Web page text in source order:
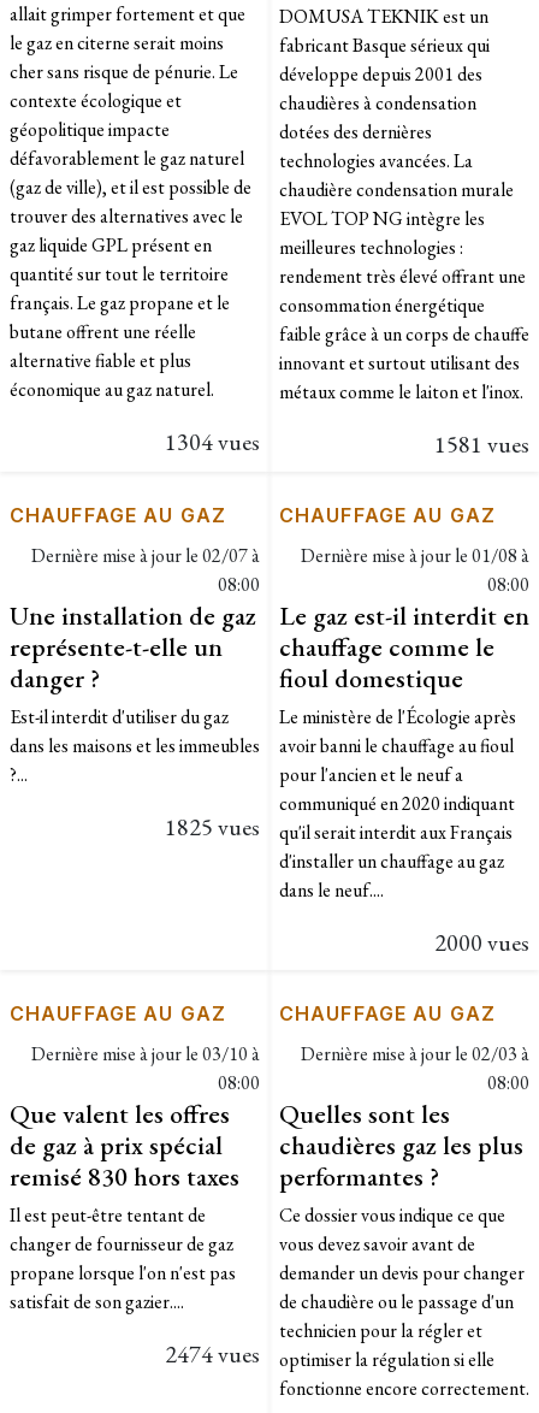
allait grimper fortement et que
le gaz en citerne serait moins
cher sans risque de pénurie. Le
contexte écologique et
géopolitique impacte
défavorablement le gaz naturel
(gaz de ville), et il est possible de
trouver des alternatives avec le
gaz liquide GPL présent en
quantité sur tout le territoire
français. Le gaz propane et le
butane offrent une réelle
alternative fiable et plus
économique au gaz naturel.
1304 vues
DOMUSA TEKNIK est un
fabricant Basque sérieux qui
développe depuis 2001 des
chaudières à condensation
dotées des dernières
technologies avancées. La
chaudière condensation murale
EVOL TOP NG intègre les
meilleures technologies :
rendement très élevé offrant une
consommation énergétique
faible grâce à un corps de chauffe
innovant et surtout utilisant des
métaux comme le laiton et l'inox.
1581 vues
CHAUFFAGE AU GAZ
Dernière mise à jour le02/07 à
08:00
Une installation de gaz
représente-t-elle un
danger ?
Est-il interdit d'utiliser du gaz
dans les maisons et les immeubles
?...
1825 vues
CHAUFFAGE AU GAZ
Dernière mise à jour le01/08 à
08:00
Le gaz est-il interdit en
chauffage comme le
fioul domestique
Le ministère de l'Écologie après
avoir banni le chauffage au fioul
pour l'ancien et le neuf a
communiqué en 2020 indiquant
qu'il serait interdit aux Français
d'installer un chauffage au gaz
dans le neuf....
2000 vues
CHAUFFAGE AU GAZ
Dernière mise à jour le03/10 à
08:00
Que valent les offres
de gaz à prix spécial
remisé 830 hors taxes
Il est peut-être tentant de
changer de fournisseur de gaz
propane lorsque l'on n'est pas
satisfait de son gazier....
2474 vues
CHAUFFAGE AU GAZ
Dernière mise à jour le02/03 à
08:00
Quelles sont les
chaudières gaz les plus
performantes ?
Ce dossier vous indique ce que
vous devez savoir avant de
demander un devis pour changer
de chaudière ou le passage d'un
technicien pour la régler et
optimiser la régulation si elle
fonctionne encore correctement.